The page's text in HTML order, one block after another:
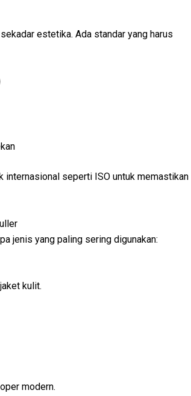
estetika. Ada standar yang harus
internasional seperti ISO untuk memastikan
jenis yang paling sering digunakan:
kulit.
modern.